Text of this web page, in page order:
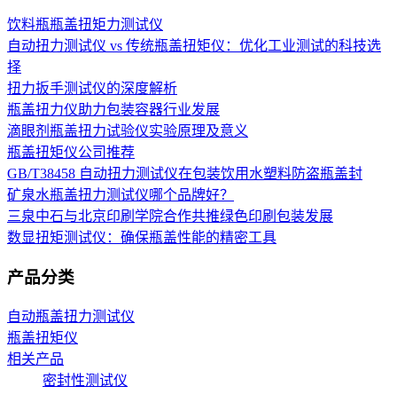
饮料瓶瓶盖扭矩力测试仪
自动扭力测试仪 vs 传统瓶盖扭矩仪：优化工业测试的科技选
择
扭力扳手测试仪的深度解析
瓶盖扭力仪助力包装容器行业发展
滴眼剂瓶盖扭力试验仪实验原理及意义
瓶盖扭矩仪公司推荐
GB/T38458 自动扭力测试仪在包装饮用水塑料防盗瓶盖封
矿泉水瓶盖扭力测试仪哪个品牌好？
三泉中石与北京印刷学院合作共推绿色印刷包装发展
数显扭矩测试仪：确保瓶盖性能的精密工具
产品分类
自动瓶盖扭力测试仪
瓶盖扭矩仪
相关产品
密封性测试仪